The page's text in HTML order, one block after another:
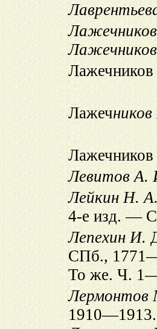
Лажеч
Левитов А.
Лейкин Н.
4-е изд. —
Лепехин И.
СПб.,
То же. Ч.
1910—1913.